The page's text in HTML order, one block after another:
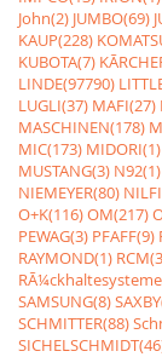
John(2) JUMBO(69)
KAUP(228)
KUBOTA(7)
LINDE(97790)
LUGLI(37) MAFI(27)
MASCHINEN(178)
MIC(173) MIDORI(1)
MUSTANG(3) N92(1)
NIEMEYER(80)
O+K(116)OM(217)
PEWAG(3) PFAFF(9)
RAYMOND(1)
SAMSUNG(8)
SCHMITTER(88)